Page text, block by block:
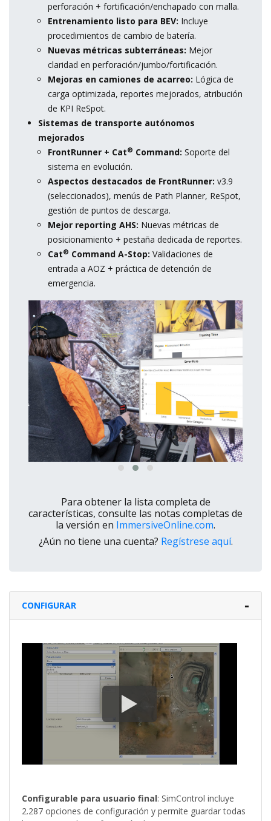
perforación + fortificación/enchapado con malla.
Entrenamiento listo para BEV: Incluye
procedimientos de cambio de batería.
Nuevas métricas subterráneas: Mejor
claridad en perforación/jumbo/fortificación.
Mejoras en camiones de acarreo: Lógica de
carga optimizada, reportes mejorados, atribución
de KPI ReSpot.
Sistemas de transporte autónomos
mejorados
FrontRunner + Cat® Command: Soporte del
sistema en evolución.
Aspectos destacados de FrontRunner: v3.9
(seleccionados), menús de Path Planner, ReSpot,
gestión de puntos de descarga.
Mejor reporting AHS: Nuevas métricas de
posicionamiento + pestaña dedicada de reportes.
Cat® Command A-Stop: Validaciones de
entrada a AOZ + práctica de detención de
emergencia.
Para obtener la lista completa de
características, consulte las notas completas de
la versión en ImmersiveOnline.com.
¿Aún no tiene una cuenta? Regístrese aquí.
CONFIGURAR
Configurable para usuario final: SimControl incluye
2.287 opciones de configuración y permite guardar todas